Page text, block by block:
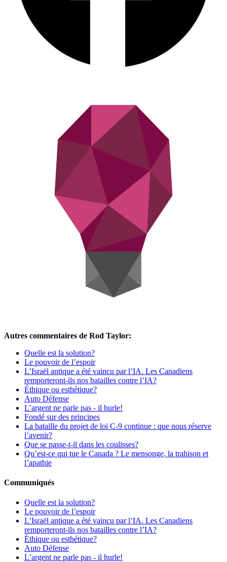
Autres commentaires de Rod Taylor:
Quelle est la solution?
Le pouvoir de l’espoir
L’Israël antique a été vaincu par l’IA. Les Canadiens
remporteront-ils nos batailles contre l’IA?
Éthique ou esthétique?
Auto Défense
L’argent ne parle pas - il hurle!
Fondé sur des principes
La bataille du projet de loi C-9 continue : que nous réserve
l’avenir?
Que se passe-t-il dans les coulisses?
Qu’est-ce qui tue le Canada ? Le mensonge, la trahison et
l’apathie
Communiqués
Quelle est la solution?
Le pouvoir de l’espoir
L’Israël antique a été vaincu par l’IA. Les Canadiens
remporteront-ils nos batailles contre l’IA?
Éthique ou esthétique?
Auto Défense
L’argent ne parle pas - il hurle!